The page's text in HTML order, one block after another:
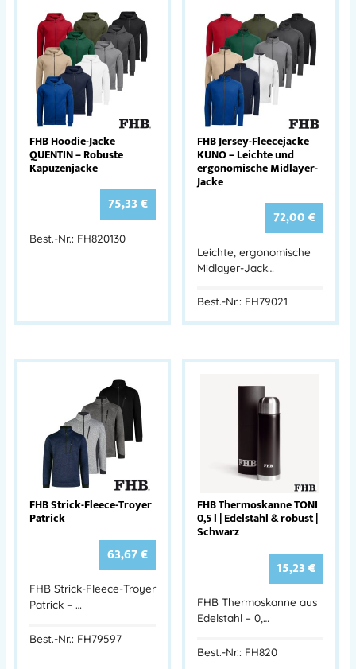
FHB Hoodie-Jacke
QUENTIN – Robuste
Kapuzenjacke
75,33€
Best.-Nr.: FH820130
FHB Jersey-Fleecejacke
KUNO – Leichte und
ergonomische Midlayer-
Jacke
72,00€
Leichte, ergonomische
Midlayer-Jack…
Best.-Nr.: FH79021
FHB Strick-Fleece-Troyer
Patrick
63,67€
FHB Strick-Fleece-Troyer
Patrick – …
Best.-Nr.: FH79597
FHB Thermoskanne TONI
0,5 l | Edelstahl & robust |
Schwarz
15,23€
FHB Thermoskanne aus
Edelstahl – 0,…
Best.-Nr.: FH820